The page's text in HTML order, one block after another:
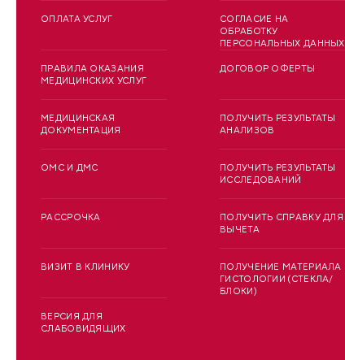
ОПЛАТА УСЛУГ
ПРАВИЛА ОКАЗАНИЯ
МЕДИЦИНСКИХ УСЛУГ
МЕДИЦИНСКАЯ
ДОКУМЕНТАЦИЯ
ОМС И ДМС
РАССРОЧКА
ВИЗИТ В КЛИНИКУ
ВЕРСИЯ ДЛЯ
СЛАБОВИДЯЩИХ
СОГЛАСИЕ НА
ОБРАБОТКУ
ПЕРСОНАЛЬНЫХ ДАННЫХ
ДОГОВОР ОФЕРТЫ
ПОЛУЧИТЬ РЕЗУЛЬТАТЫ
АНАЛИЗОВ
ПОЛУЧИТЬ РЕЗУЛЬТАТЫ
ИССЛЕДОВАНИЙ
ПОЛУЧИТЬ СПРАВКУ ДЛЯ
ВЫЧЕТА
ПОЛУЧЕНИЕ МАТЕРИАЛА
ГИСТОЛОГИИ (СТЕКЛА/
БЛОКИ)